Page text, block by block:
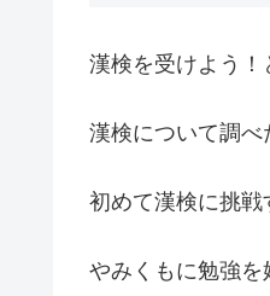
漢検を受けよう！
漢検について調べ
初めて漢検に挑戦
やみくもに勉強を